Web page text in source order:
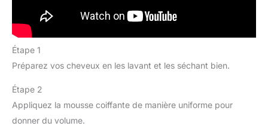
Étape 1
Préparez vos cheveux en les lavant et les séchant bien.
Étape 2
Appliquez la mousse coiffante de manière uniforme pour
donner du volume.